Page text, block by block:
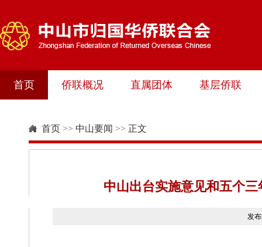
首页 侨联概况 直属团体 基层侨联
首页 >> 中山要闻 >> 正文
中山出台实施意见和五个
发